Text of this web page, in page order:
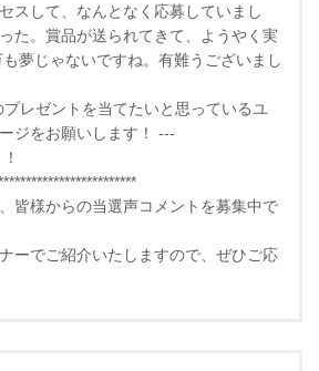
スして、なんとなく応募していまし
た。賞品が送られてきて、ようやく実
夢じゃないですね。有難うございまし
レゼントを当てたいと思っているユ
ジをお願いします！ ---
皆様からの当選声コメントを募集中で
ーでご紹介いたしますので、ぜひご応